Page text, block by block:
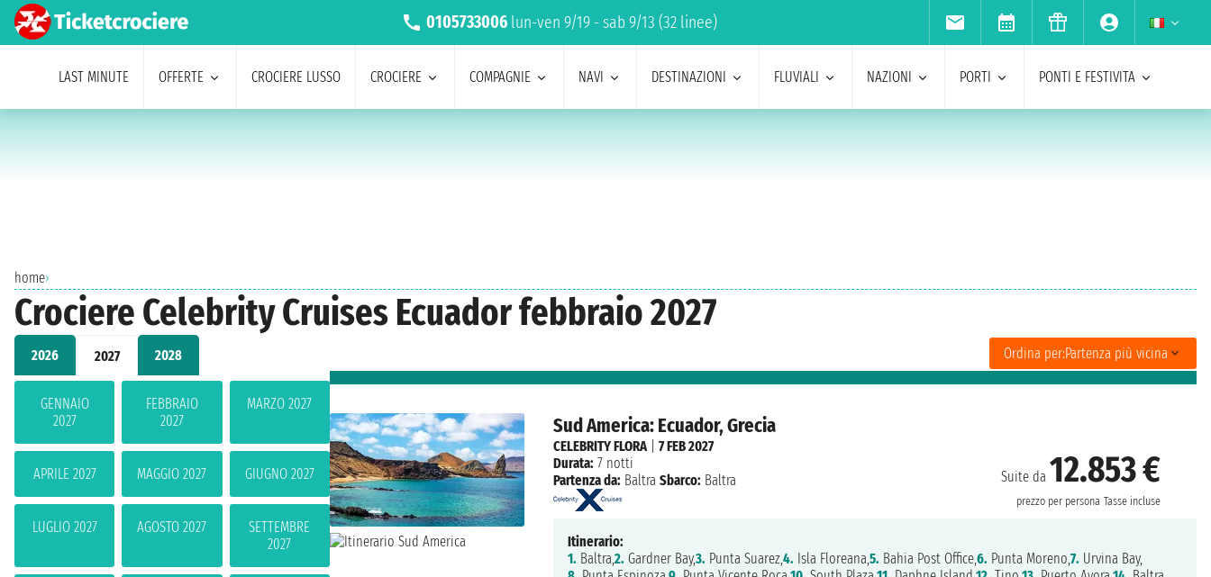
0105733006 lun-ven 9/19 - sab 9/13 (32 linee)
LAST MINUTE OFFERTE CROCIERE LUSSO CROCIERE COMPAGNIE NAVI DESTINAZIONI FLUVIALI NAZIONI PORTI PONTI E FESTIVITA
home›
Crociere Celebrity Cruises Ecuador febbraio 2027
2026 2027 2028
GENNAIO
2027
FEBBRAIO
2027
MARZO 2027
APRILE 2027 MAGGIO 2027 GIUGNO 2027
LUGLIO 2027 AGOSTO 2027
SETTEMBRE
2027
Ordina per:Partenza più vicina
Sud America: Ecuador, Grecia
Suite da 12.853 €
prezzo per persona Tasse incluse
CELEBRITY FLORA|7 FEB 2027
Durata: 7 notti
Partenza da: Baltra Sbarco: Baltra
Itinerario:
1. Baltra,2. Gardner Bay,3. Punta Suarez,4. Isla Floreana,5. Bahia Post Office,6. Punta Moreno,7. Urvina Bay,